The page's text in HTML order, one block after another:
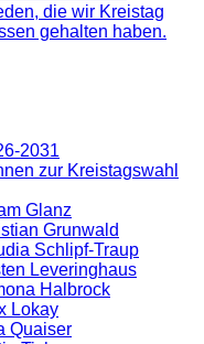
die wir Kreistag
gehalten haben.
2031
zur Kreistagswahl
Glanz
Grunwald
Schlipf-Traup
Leveringhaus
Halbrock
Lokay
Quaiser